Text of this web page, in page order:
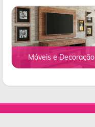
Móveis e Decoração